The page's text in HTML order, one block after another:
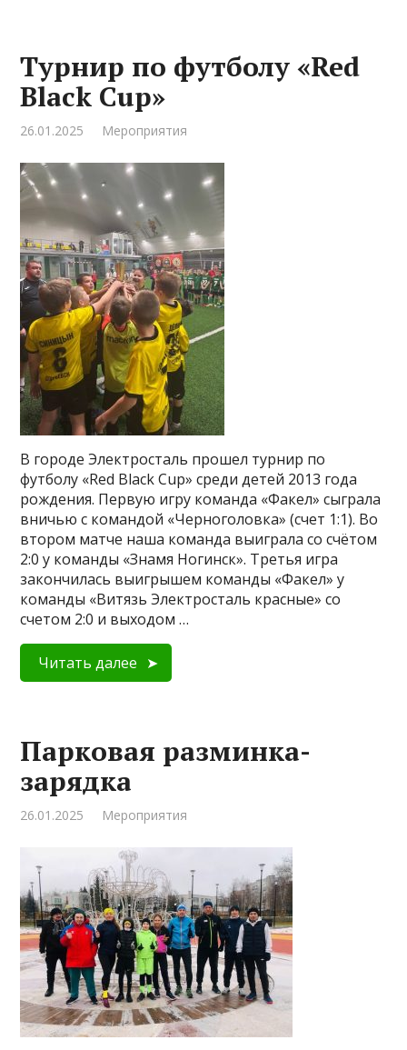
Турнир по футболу «Red
Black Cup»
26.01.2025 Мероприятия
В городе Электросталь прошел турнир по
футболу «Red Black Cup» среди детей 2013 года
рождения. Первую игру команда «Факел» сыграла
вничью с командой «Черноголовка» (счет 1:1). Во
втором матче наша команда выиграла со счётом
2:0 у команды «Знамя Ногинск». Третья игра
закончилась выигрышем команды «Факел» у
команды «Витязь Электросталь красные» со
счетом 2:0 и выходом …
Читать далее
Парковая разминка-
зарядка
26.01.2025 Мероприятия